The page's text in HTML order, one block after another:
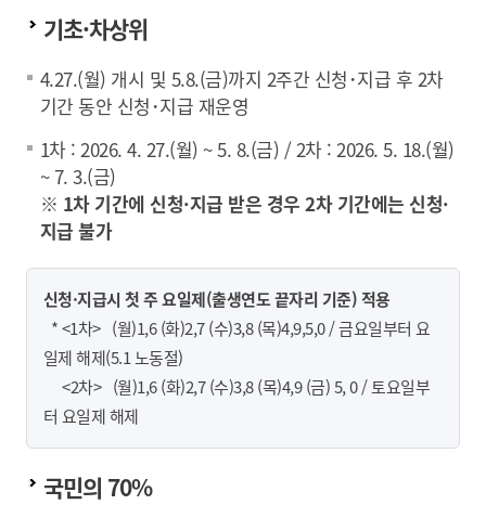
기초·차상위
4.27.(월) 개시 및 5.8.(금)까지 2주간 신청･지급 후 2차
기간 동안 신청･지급 재운영
1차 : 2026. 4. 27.(월) ~ 5. 8.(금) / 2차 : 2026. 5. 18.(월)
~ 7. 3.(금)
※ 1차 기간에 신청·지급 받은 경우 2차 기간에는 신청·
지급 불가
신청·지급시 첫 주 요일제(출생연도 끝자리 기준) 적용
* <1차> (월)1,6 (화)2,7 (수)3,8 (목)4,9,5,0 / 금요일부터 요
일제 해제(5.1 노동절)
<2차> (월)1,6 (화)2,7 (수)3,8 (목)4,9 (금) 5, 0 / 토요일부
터 요일제 해제
국민의 70%